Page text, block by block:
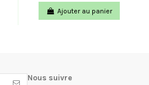
Ajouter au panier
Nous suivre